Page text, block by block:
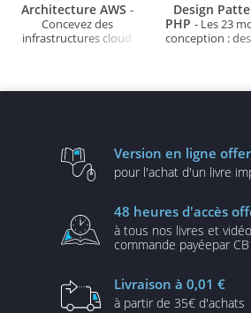
Architecture AWS -
Concevez des
infrastructures cloud
Design
PHP - Les 23
conception :
Version en ligne
pour l'achat d'un livre
48 heures d'accès
à tous nos livres et
commande payéepar
Livraison à 0,01 €
à partir de 35€ d'achats